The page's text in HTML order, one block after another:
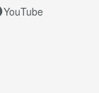
YouTube